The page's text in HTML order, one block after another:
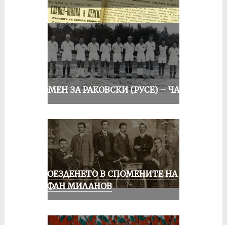
СПОМЕН ЗА РАКОВСКИ (РУСЕ) – ЧАСТ I
КОЛОЕЗДЕНЕТО В СПОМЕНИТЕ НА
СТЕФАН МИЛАНОВ